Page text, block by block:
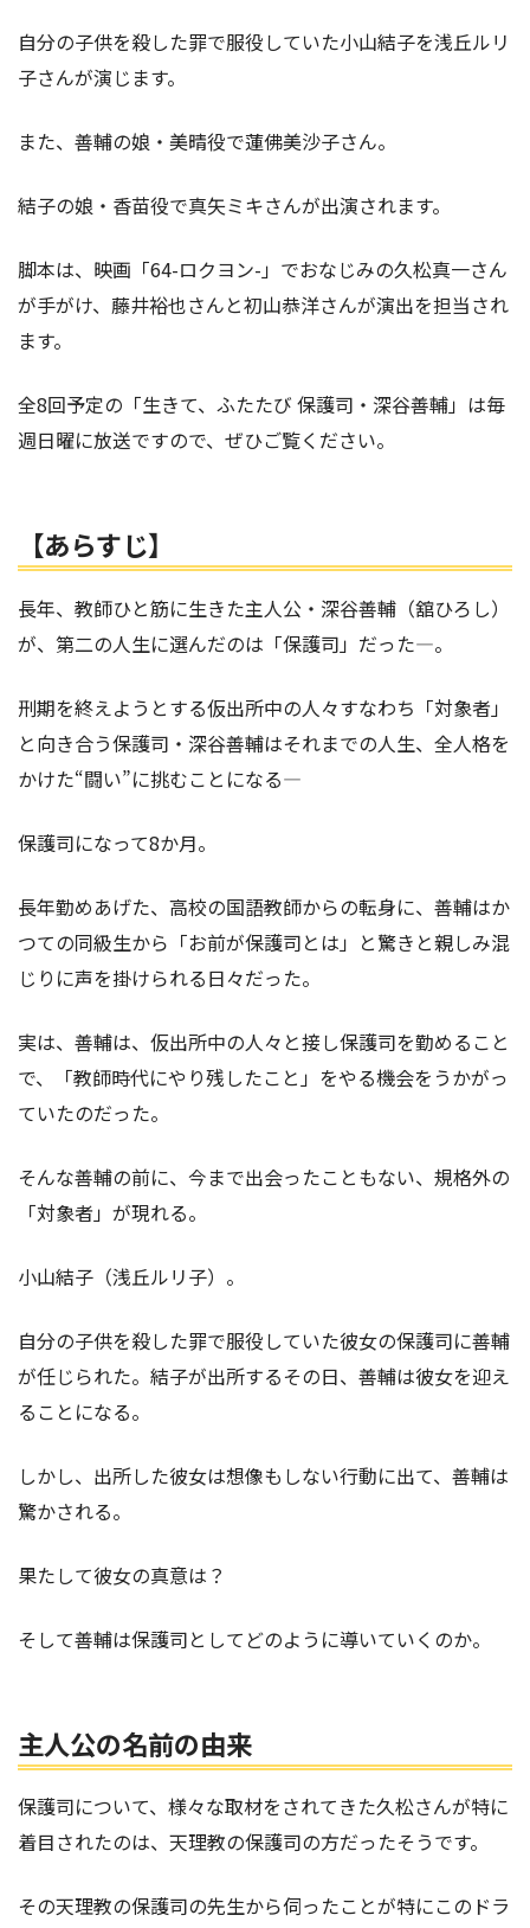
自分の子供を殺した罪で服役していた小山結子を浅丘ルリ
子さんが演じます。
また、善輔の娘・美晴役で蓮佛美沙子さん。
結子の娘・香苗役で真矢ミキさんが出演されます。
脚本は、映画「64-ロクヨン-」でおなじみの久松真一さん
が手がけ、藤井裕也さんと初山恭洋さんが演出を担当され
ます。
全8回予定の「生きて、ふたたび 保護司・深谷善輔」は毎
週日曜に放送ですので、ぜひご覧ください。
【あらすじ】
長年、教師ひと筋に生きた主人公・深谷善輔（舘ひろし）
が、第二の人生に選んだのは「保護司」だった―。
刑期を終えようとする仮出所中の人々すなわち「対象者」
と向き合う保護司・深谷善輔はそれまでの人生、全人格を
かけた“闘い”に挑むことになる―
保護司になって8か月。
長年勤めあげた、高校の国語教師からの転身に、善輔はか
つての同級生から「お前が保護司とは」と驚きと親しみ混
じりに声を掛けられる日々だった。
実は、善輔は、仮出所中の人々と接し保護司を勤めること
で、「教師時代にやり残したこと」をやる機会をうかがっ
ていたのだった。
そんな善輔の前に、今まで出会ったこともない、規格外の
「対象者」が現れる。
小山結子（浅丘ルリ子）。
自分の子供を殺した罪で服役していた彼女の保護司に善輔
が任じられた。結子が出所するその日、善輔は彼女を迎え
ることになる。
しかし、出所した彼女は想像もしない行動に出て、善輔は
驚かされる。
果たして彼女の真意は？
そして善輔は保護司としてどのように導いていくのか。
主人公の名前の由来
保護司について、様々な取材をされてきた久松さんが特に
着目されたのは、天理教の保護司の方だったそうです。
その天理教の保護司の先生から伺ったことが特にこのドラ